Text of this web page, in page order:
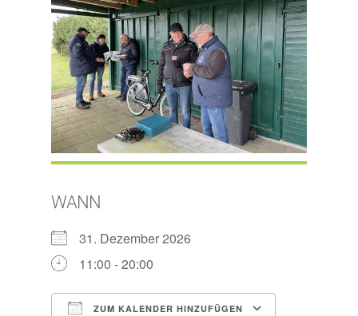
WANN
31. Dezember 2026
11:00 - 20:00
ZUM KALENDER HINZUFÜGEN